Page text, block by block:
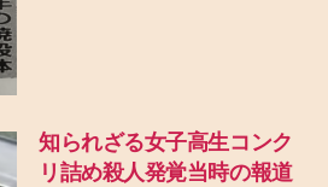
知られざる女子高生コンク
リ詰め殺人発覚当時の報道